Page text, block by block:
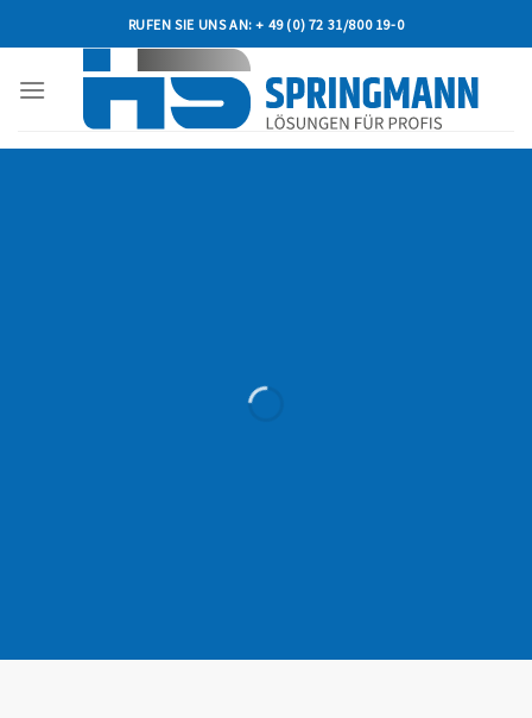
to
RUFEN SIE UNS AN: + 49 (0) 72 31/800 19-0